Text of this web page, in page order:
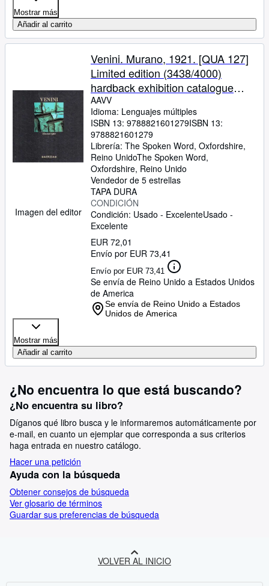
Mostrar más
Añadir al carrito
Imagen del editor
Venini. Murano, 1921. [QUA 127]
Limited edition (3438/4000)
hardback exhibition catalogue
(Milano 1989) in original
prsentation box with joint Italian/
English text and sensational
tipped in colour plates throughout
AAVV
Idioma: Lenguajes múltiples
ISBN 13: 9788821601279ISBN 13:
9788821601279
Librería: The Spoken Word, Oxfordshire,
Reino UnidoThe Spoken Word,
Oxfordshire, Reino Unido
Vendedor de 5 estrellas
TAPA DURA
CONDICIÓN
Condición: Usado - ExcelenteUsado -
Excelente
EUR 72,01
Envío por EUR 73,41
Envío por EUR 73,41
Se envía de Reino Unido a Estados Unidos
de America
Se envía de Reino Unido a Estados
Unidos de America
Mostrar más
Añadir al carrito
¿No encuentra lo que está buscando?
¿No encuentra su libro?
Díganos qué libro busca y le informaremos automáticamente por
e-mail, en cuanto un ejemplar que corresponda a sus criterios
haga entrada en nuestro catálogo.
Hacer una petición
Ayuda con la búsqueda
Obtener consejos de búsqueda
Ver glosario de términos
Guardar sus preferencias de búsqueda
VOLVER AL INICIO